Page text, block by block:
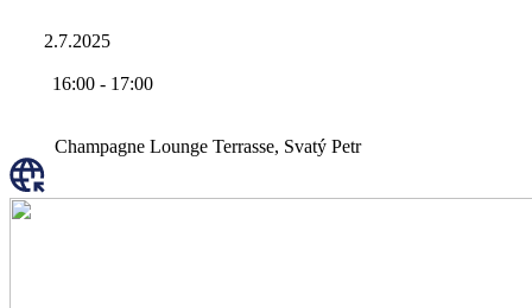
2.7.2025
16:00 - 17:00
Champagne Lounge Terrasse, Svatý Petr